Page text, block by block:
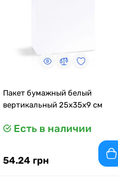
Пакет бумажный белый
вертикальный 25х35х9 см
Есть в наличии
54.24 грн